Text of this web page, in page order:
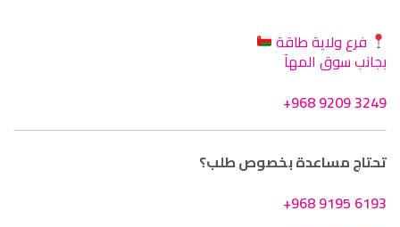
فرع ولاية طاقة
بجانب سوق المهآ
+968 9209 3249
تحتاج مساعدة بخصوص طلب؟
+968 9195 6193